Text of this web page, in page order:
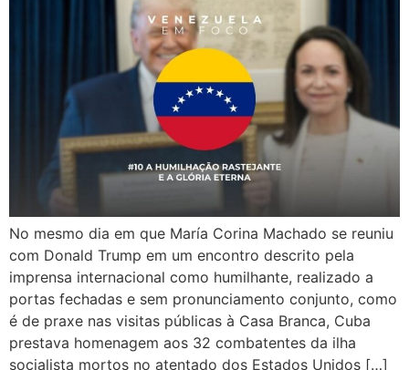
No mesmo dia em que María Corina Machado se reuniu
com Donald Trump em um encontro descrito pela
imprensa internacional como humilhante, realizado a
portas fechadas e sem pronunciamento conjunto, como
é de praxe nas visitas públicas à Casa Branca, Cuba
prestava homenagem aos 32 combatentes da ilha
socialista mortos no atentado dos Estados Unidos […]